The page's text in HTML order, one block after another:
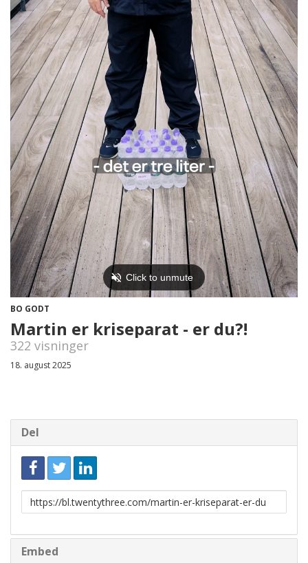
BO GODT
Martin er kriseparat - er du?!
322 visninger
18. august 2025
Del
Link
til
Embed